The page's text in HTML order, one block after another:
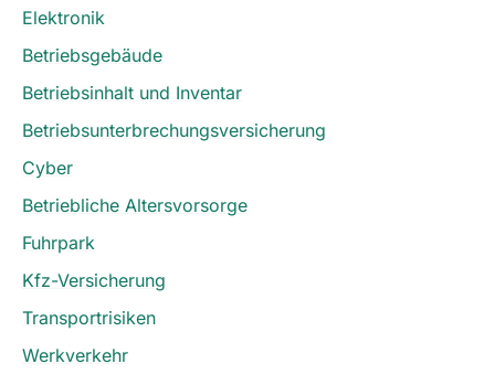
Elektronik
Betriebsgebäude
Betriebsinhalt und Inventar
Betriebsunterbrechungsversicherung
Cyber
Betriebliche Altersvorsorge
Fuhrpark
Kfz-Versicherung
Transportrisiken
Werkverkehr